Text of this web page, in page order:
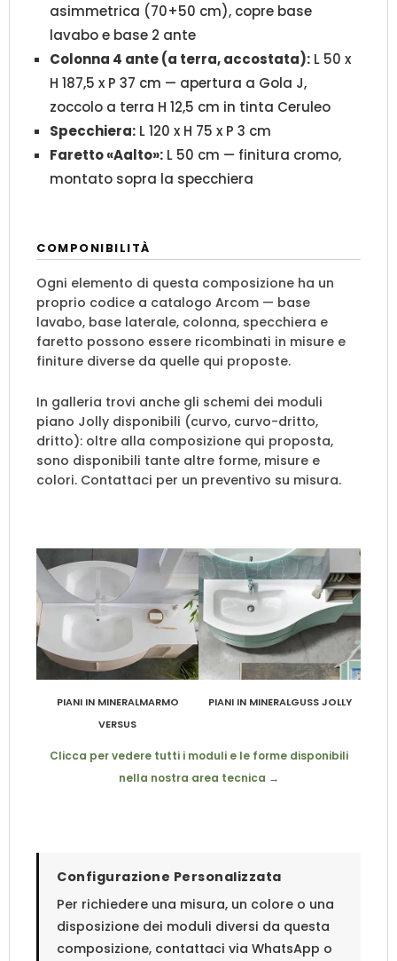
asimmetrica (70+50 cm), copre base
lavabo e base 2 ante
Colonna 4 ante (a terra, accostata): L 50 x
H 187,5 x P 37 cm — apertura a Gola J,
zoccolo a terra H 12,5 cm in tinta Ceruleo
Specchiera: L 120 x H 75 x P 3 cm
Faretto «Aalto»: L 50 cm — finitura cromo,
montato sopra la specchiera
COMPONIBILITÀ
Ogni elemento di questa composizione ha un
proprio codice a catalogo Arcom — base
lavabo, base laterale, colonna, specchiera e
faretto possono essere ricombinati in misure e
finiture diverse da quelle qui proposte.
In galleria trovi anche gli schemi dei moduli
piano Jolly disponibili (curvo, curvo-dritto,
dritto): oltre alla composizione qui proposta,
sono disponibili tante altre forme, misure e
colori. Contattaci per un preventivo su misura.
PIANI IN MINERALMARMO
VERSUS
PIANI IN MINERALGUSS JOLLY
Clicca per vedere tutti i moduli e le forme disponibili
nella nostra area tecnica →
Configurazione Personalizzata
Per richiedere una misura, un colore o una
disposizione dei moduli diversi da questa
composizione, contattaci via WhatsApp o